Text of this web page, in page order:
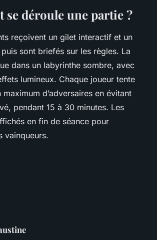
se déroule une partie ?
reçoivent un gilet interactif et un
sont briefés sur les règles. La
dans un labyrinthe sombre, avec
lumineux. Chaque joueur tente
d’adversaires en évitant
pendant 15 à 30 minutes. Les
en fin de séance pour
vainqueurs.